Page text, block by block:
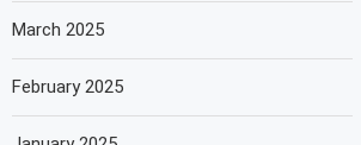
March 2025
February 2025